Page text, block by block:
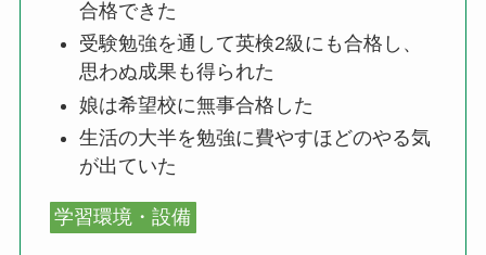
合格できた
受験勉強を通して英検2級にも合格し、
思わぬ成果も得られた
娘は希望校に無事合格した
生活の大半を勉強に費やすほどのやる気
が出ていた
学習環境・設備